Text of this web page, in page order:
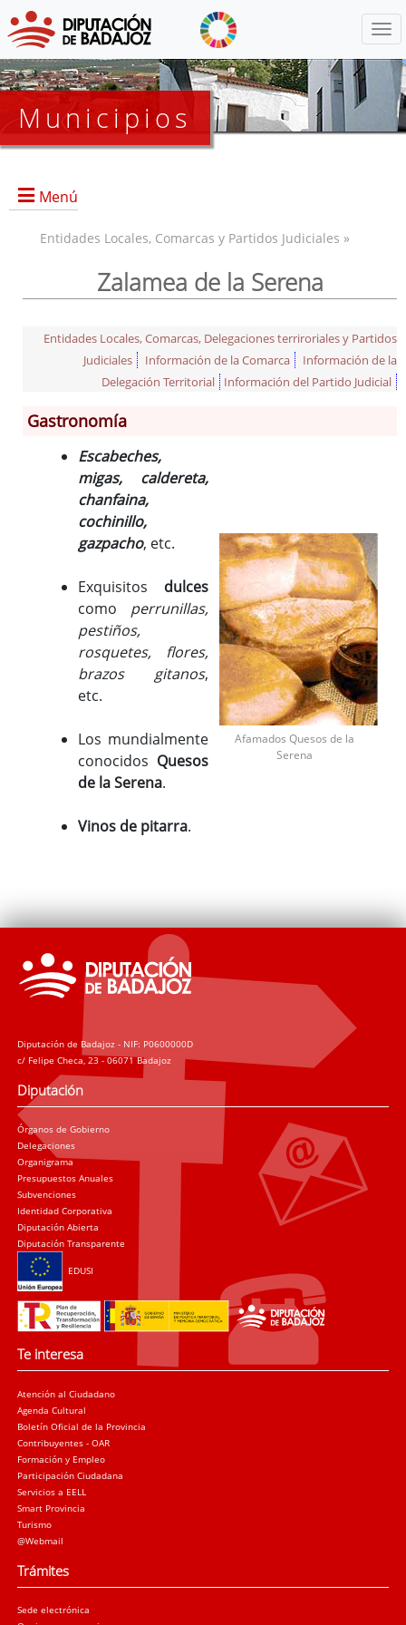
Municipios
Menú
Información General
Monumentos
Gastronomía
Turismo
Población
Corporación
Correo-e gratis
Entidades Locales, Comarcas y Partidos Judiciales »
Zalamea de la Serena
Entidades Locales, Comarcas, Delegaciones terriroriales y Partidos
Judiciales
Información de la Comarca
Información de la
Delegación Territorial
Información del Partido Judicial
Gastronomía
Escabeches,
migas, caldereta,
chanfaina,
cochinillo,
gazpacho, etc.
Exquisitos dulces
como perrunillas,
pestiños,
rosquetes, flores,
brazos gitanos,
etc.
Los mundialmente
conocidos Quesos
de la Serena.
Vinos de pitarra.
Afamados Quesos de la
Serena
Diputación de Badajoz - NIF: P0600000D
c/ Felipe Checa, 23 - 06071 Badajoz
Diputación
Órganos de Gobierno
Delegaciones
Organigrama
Presupuestos Anuales
Subvenciones
Identidad Corporativa
Diputación Abierta
Diputación Transparente
EDUSI
Te interesa
Atención al Ciudadano
Agenda Cultural
Boletín Oficial de la Provincia
Contribuyentes - OAR
Formación y Empleo
Participación Ciudadana
Servicios a EELL
Smart Provincia
Turismo
@Webmail
Trámites
Sede electrónica